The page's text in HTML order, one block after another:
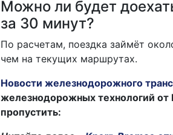
Можно ли будет
за 30 минут?
По расчетам, поездка займёт
чем на текущих маршрутах.
Новости железнодорожного
железнодорожных технологий от
пропустить: